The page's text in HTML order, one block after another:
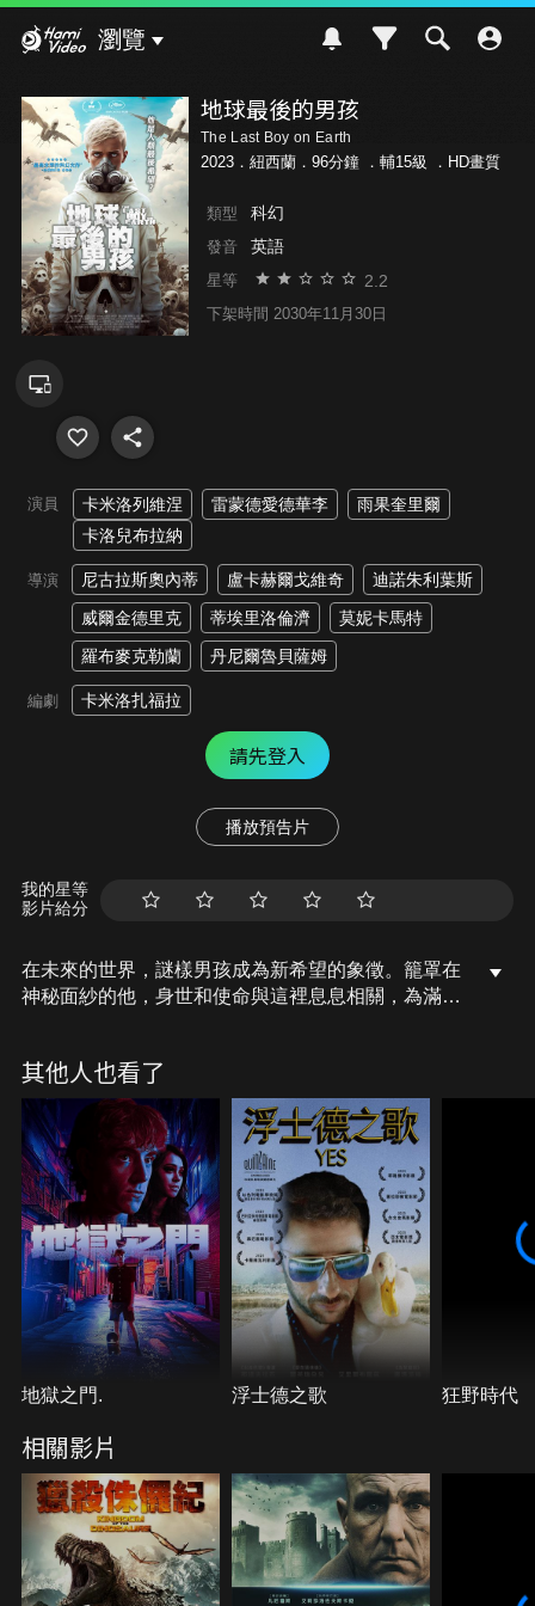
瀏覽
地球最後的男孩
The Last Boy on Earth
2023．紐西蘭．96分鐘 ． 輔15級 ．HD畫質
類型 科幻
發音 英語
星等 2.2
下架時間 2030年11月30日
演員 卡米洛列維涅 雷蒙德愛德華李
雨果奎里爾
卡洛兒布拉納
導演 尼古拉斯奧內蒂 盧卡赫爾戈維奇
迪諾朱利葉斯
威爾金德里克
蒂埃里洛倫濟
莫妮卡馬特
羅布麥克勒蘭
丹尼爾魯貝薩姆
編劇 卡米洛扎福拉
請先登入
播放預告片
我的星等
影片給分
在未來的世界，謎樣男孩成為新希望的象徵。籠罩在
神秘面紗的他，身世和使命與這裡息息相關，為滿足
其他人也看了
地獄之門. 浮士德之歌 狂野時代
相關影片